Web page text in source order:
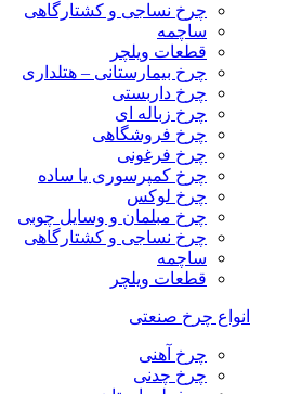
چرخ نساجی و کشتارگاهی
ساچمه
قطعات ویلچر
چرخ بیمارستانی – هتلداری
چرخ داربستی
چرخ زباله ای
چرخ فروشگاهی
چرخ فرغونی
چرخ کمپرسوری یا ساده
چرخ لوکس
چرخ مبلمان و وسایل چوبی
چرخ نساجی و کشتارگاهی
ساچمه
قطعات ویلچر
انواع چرخ صنعتی
چرخ آهنی
چرخ چدنی